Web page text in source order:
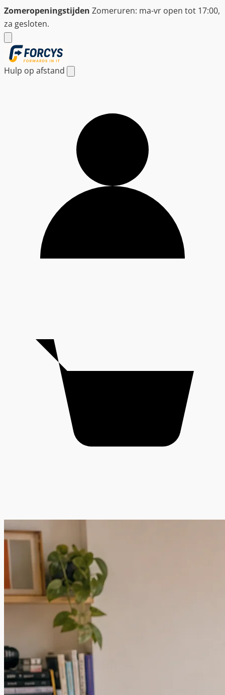
Ga
naar
de
inhoud
Zomeropeningstijden Zomeruren: ma-vr open tot 17:00,
za gesloten.
Hulp op afstand